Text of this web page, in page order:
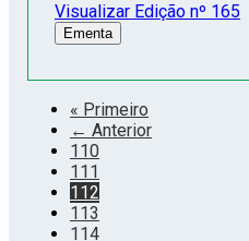
Visualizar Edição nº 165
Ementa
« Primeiro
← Anterior
110
111
112
113
114